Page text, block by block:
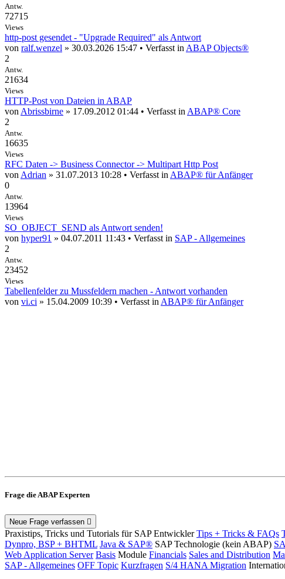
Antw.
72715
Views
http-post gesendet - "Upgrade Required" als Antwort
von ralf.wenzel » 30.03.2026 15:47 • Verfasst in ABAP Objects®
2
Antw.
21634
Views
HTTP-Post von Dateien in ABAP
von Abrissbirne » 17.09.2012 01:44 • Verfasst in ABAP® Core
2
Antw.
16635
Views
RFC Daten -> Business Connector -> Multipart Http Post
von Adrian » 31.07.2013 10:28 • Verfasst in ABAP® für Anfänger
0
Antw.
13964
Views
SO_OBJECT_SEND als Antwort senden!
von hyper91 » 04.07.2011 11:43 • Verfasst in SAP - Allgemeines
2
Antw.
23452
Views
Tabellenfelder zu Mussfeldern machen - Antwort vorhanden
von vi.ci » 15.04.2009 10:39 • Verfasst in ABAP® für Anfänger
Frage die ABAP Experten
Neue Frage verfassen
Praxistips, Tricks und Tutorials für SAP Entwickler Tips + Tricks & FAQs
Dynpro, BSP + BHTML Java & SAP® SAP Technologie (kein ABAP)
Web Application Server Basis Module Financials Sales and Distribution
SAP - Allgemeines OFF Topic Kurzfragen S/4 HANA Migration